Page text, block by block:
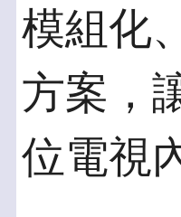
模組化
方案，
位電視